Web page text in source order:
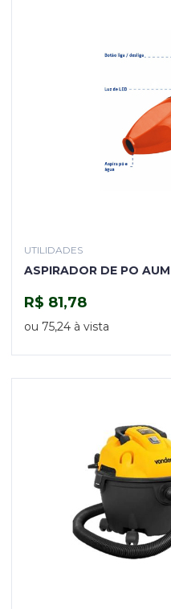
UTILIDADES
ASPIRADOR DE PO
R$ 81,78
ou 75,24 à vista